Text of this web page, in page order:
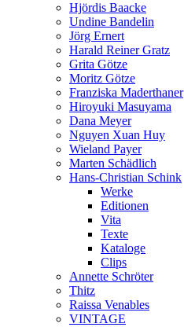
Hjördis Baacke
Undine Bandelin
Jörg Ernert
Harald Reiner Gratz
Grita Götze
Moritz Götze
Franziska Maderthaner
Hiroyuki Masuyama
Dana Meyer
Nguyen Xuan Huy
Wieland Payer
Marten Schädlich
Hans-Christian Schink
Werke
Editionen
Vita
Texte
Kataloge
Clips
Annette Schröter
Thitz
Raissa Venables
VINTAGE